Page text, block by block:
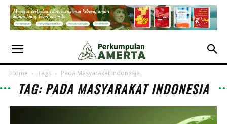
Home Tags Pada Masyarakat Indonesia
TAG: PADA MASYARAKAT INDONESIA